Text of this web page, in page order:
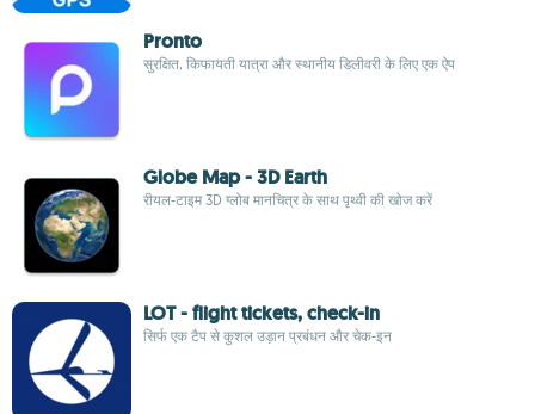
Pronto
सुरक्षित, किफायती यात्रा और स्थानीय डिलीवरी के लिए एक ऐप
Globe Map - 3D Earth
रीयल-टाइम 3D ग्लोब मानचित्र के साथ पृथ्वी की खोज करें
LOT - flight tickets, check-in
सिर्फ एक टैप से कुशल उड़ान प्रबंधन और चेक-इन